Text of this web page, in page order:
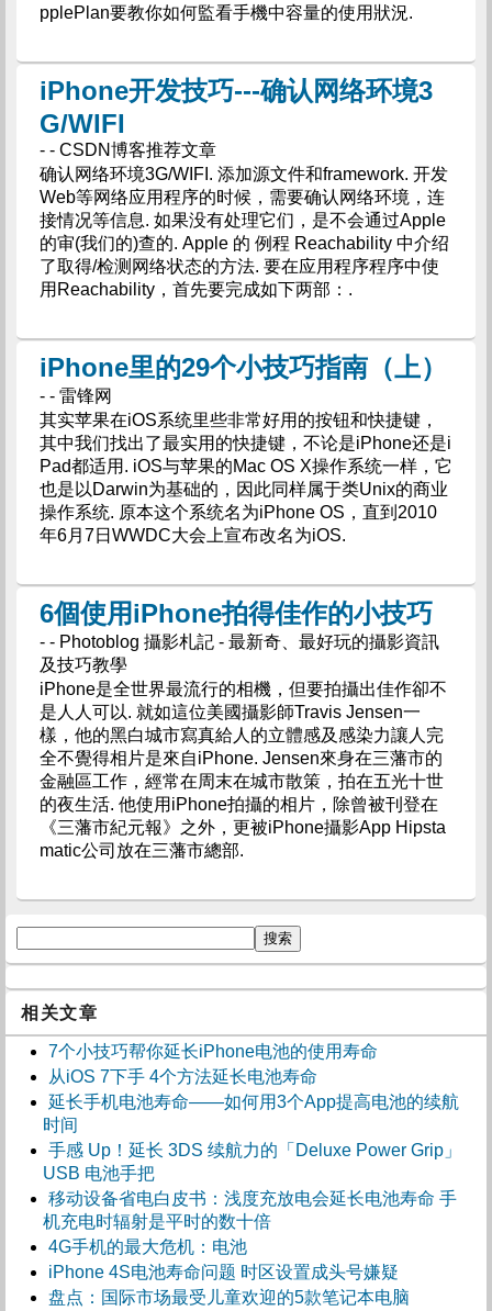
pplePlan要教你如何監看手機中容量的使用狀況.
iPhone开发技巧---确认网络环境3
G/WIFI
- - CSDN博客推荐文章
确认网络环境3G/WIFI. 添加源文件和framework. 开发
Web等网络应用程序的时候，需要确认网络环境，连
接情况等信息. 如果没有处理它们，是不会通过Apple
的审(我们的)查的. Apple 的 例程 Reachability 中介绍
了取得/检测网络状态的方法. 要在应用程序程序中使
用Reachability，首先要完成如下两部：.
iPhone里的29个小技巧指南（上）
- - 雷锋网
其实苹果在iOS系统里些非常好用的按钮和快捷键，
其中我们找出了最实用的快捷键，不论是iPhone还是i
Pad都适用. iOS与苹果的Mac OS X操作系统一样，它
也是以Darwin为基础的，因此同样属于类Unix的商业
操作系统. 原本这个系统名为iPhone OS，直到2010
年6月7日WWDC大会上宣布改名为iOS.
6個使用iPhone拍得佳作的小技巧
- - Photoblog 攝影札記 - 最新奇、最好玩的攝影資訊
及技巧教學
iPhone是全世界最流行的相機，但要拍攝出佳作卻不
是人人可以. 就如這位美國攝影師Travis Jensen一
樣，他的黑白城市寫真給人的立體感及感染力讓人完
全不覺得相片是來自iPhone. Jensen來身在三藩市的
金融區工作，經常在周末在城市散策，拍在五光十世
的夜生活. 他使用iPhone拍攝的相片，除曾被刊登在
《三藩市紀元報》之外，更被iPhone攝影App Hipsta
matic公司放在三藩市總部.
相关文章
7个小技巧帮你延长iPhone电池的使用寿命
从iOS 7下手 4个方法延长电池寿命
延长手机电池寿命――如何用3个App提高电池的续航
时间
手感 Up！延长 3DS 续航力的「Deluxe Power Grip」
USB 电池手把
移动设备省电白皮书：浅度充放电会延长电池寿命 手
机充电时辐射是平时的数十倍
4G手机的最大危机：电池
iPhone 4S电池寿命问题 时区设置成头号嫌疑
盘点：国际市场最受儿童欢迎的5款笔记本电脑